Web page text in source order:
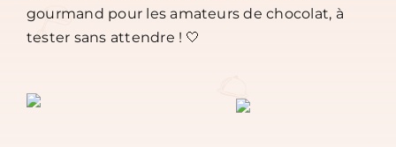
gourmand pour les amateurs de chocolat, à
tester sans attendre ! 🤍